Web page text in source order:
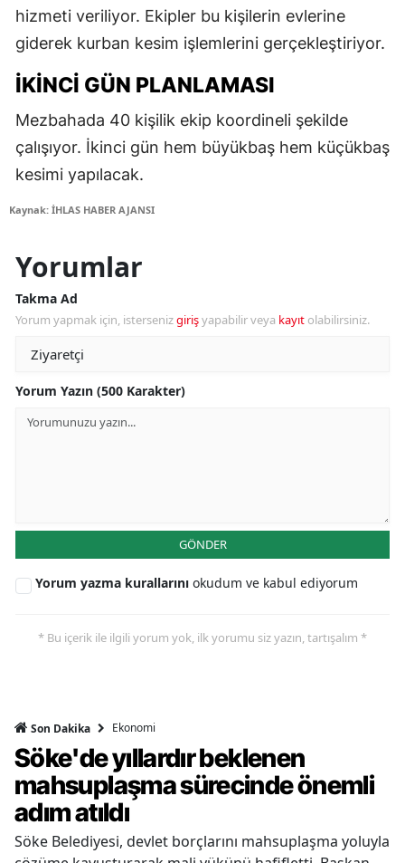
hizmeti veriliyor. Ekipler bu kişilerin evlerine
giderek kurban kesim işlemlerini gerçekleştiriyor.
İKINCI GÜN PLANLAMASI
Mezbahada 40 kişilik ekip koordineli şekilde
çalışıyor. İkinci gün hem büyükbaş hem küçükbaş
kesimi yapılacak.
Kaynak: İHLAS HABER AJANSI
Yorumlar
Takma Ad
Yorum yapmak için, istersenizgirişyapabilir veya kayıt olabilirsiniz.
Yorum Yazın (500 Karakter)
GÖNDER
Yorum yazma kurallarını okudum ve kabul ediyorum
* Bu içerik ile ilgili yorum yok, ilk yorumu siz yazın, tartışalım *
Son Dakika Ekonomi
Söke'de yıllardır beklenen
mahsuplaşma sürecinde önemli
adım atıldı
Söke Belediyesi, devlet borçlarını mahsuplaşma yoluyla